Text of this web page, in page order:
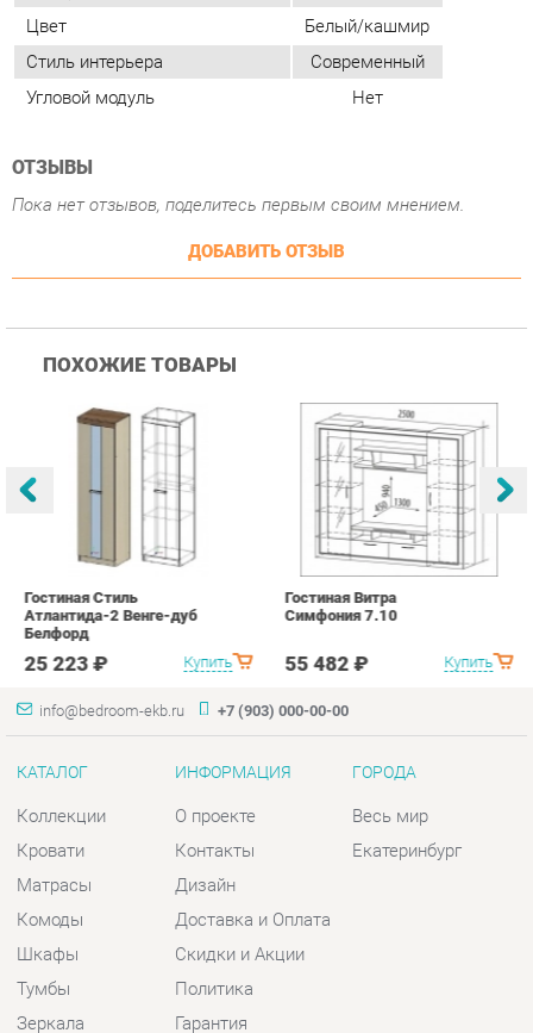
ОТЗЫВЫ
Пока нет отзывов, поделитесь первым своим мнением.
ПОХОЖИЕ ТОВАРЫ
Купить
Гостиная Стиль
25 223 ₽ Купить
Гостиная Витра
Симфония 7.10
55 482 ₽
+7 (903) 000-00-00
КАТАЛОГ
Коллекции
Кровати
Матрасы
Комоды
Шкафы
Столы
Мягкая мебель
Комплектующие
Контакты
Дизайн
Доставка и Оплата
Скидки и Акции
Гарантия
Помощь
ГОРОДА
Екатеринбург
КОНТАКТЫ